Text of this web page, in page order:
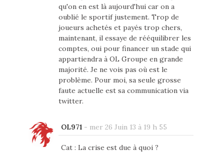
qu'on en est là aujourd'hui car on a
oublié le sportif justement. Trop de
joueurs achetés et payés trop chers,
maintenant, il essaye de rééquilibrer les
comptes, oui pour financer un stade qui
appartiendra à OL Groupe en grande
majorité. Je ne vois pas où est le
problème. Pour moi, sa seule grosse
faute actuelle est sa communication via
twitter.
OL971- mer 26 Juin 13 à 19 h 55
Cat : La crise est due à quoi ?